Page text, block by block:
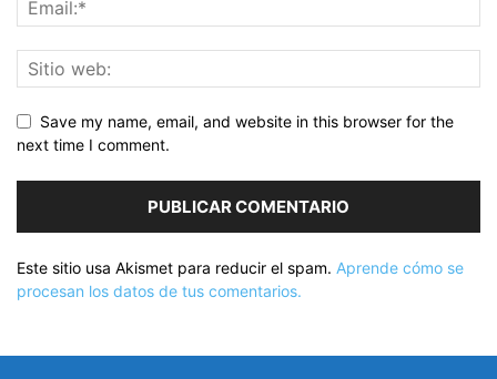
Save my name, email, and website in this browser for the
next time I comment.
Este sitio usa Akismet para reducir el spam. Aprende cómo se
procesan los datos de tus comentarios.